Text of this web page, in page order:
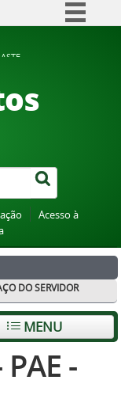
à informação
Canais
Acesso à
DO SERVIDOR
MENU
-